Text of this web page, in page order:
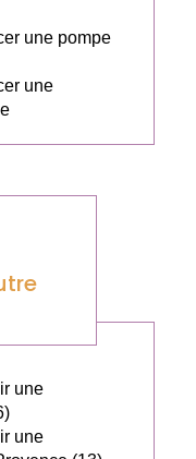
une pompe
une
une
une